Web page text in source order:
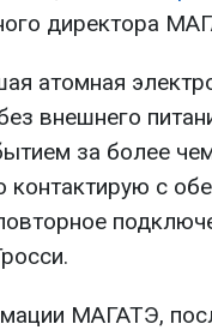
директора
атомная
внешнего
за более
контактирую с
МАГАТЭ,